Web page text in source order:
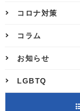
コロナ対策
コラム
お知らせ
LGBTQ